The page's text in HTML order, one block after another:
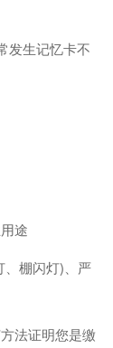
发生记忆卡不
途
、棚闪灯)、严
法证明您是缴